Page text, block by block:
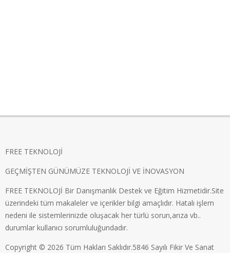
FREE TEKNOLOJİ
GEÇMİŞTEN GÜNÜMÜZE TEKNOLOJİ VE İNOVASYON
FREE TEKNOLOJİ Bir Danışmanlık Destek ve Eğitim Hizmetidir.Site
üzerindeki tüm makaleler ve içerikler bilgi amaçlıdır. Hatalı işlem
nedeni ile sistemlerinizde oluşacak her türlü sorun,arıza vb..
durumlar kullanıcı sorumluluğundadır.
Copyright © 2026 Tüm Hakları Saklıdır.5846 Sayılı Fikir Ve Sanat